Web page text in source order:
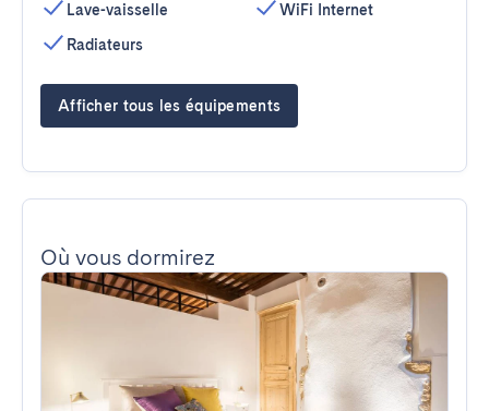
Lave-vaisselle
Radiateurs
WiFi Internet
Afficher tous les équipements
Où vous dormirez